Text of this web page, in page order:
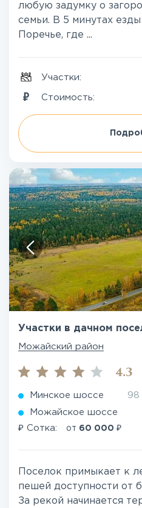
любую задумку о
семьи. В 5 минутах
Поречье, где ...
Участки:
Стоимость:
Участки в дачном
Можайский район
4.3
Минское шоссе 98
Можайское шоссе
₽ Сотка: от 60 000 ₽
Поселок примыкает к
пешей доступности от
За рекой начинается